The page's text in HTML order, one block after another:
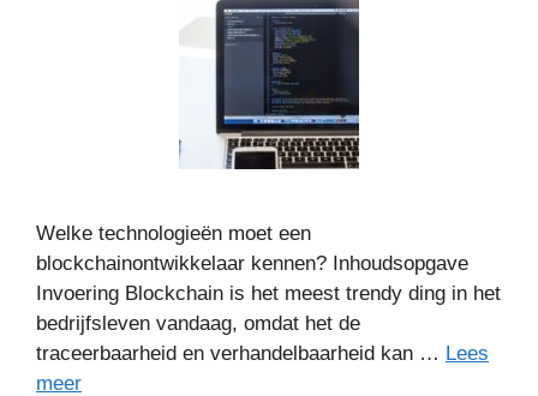
Welke technologieën moet een
blockchainontwikkelaar kennen? Inhoudsopgave
Invoering Blockchain is het meest trendy ding in het
bedrijfsleven vandaag, omdat het de
traceerbaarheid en verhandelbaarheid kan … Lees
meer